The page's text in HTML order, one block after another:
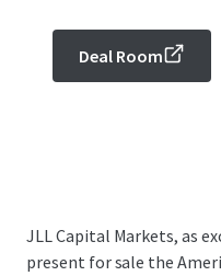
Deal Room
JLL Capital Markets, as
present for sale the